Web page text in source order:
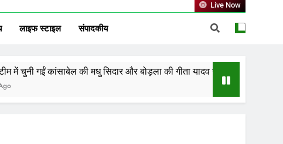
लाइफ स्टाइल संपादकीय
Live Now
की मधु सिदार और बोड़ला की गीता यादव खेलो इंडिया एक्सीलेंस सेंटर,